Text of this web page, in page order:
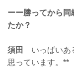
ーー勝ってから
たか？
須田
いっぱいあ
思っています。**